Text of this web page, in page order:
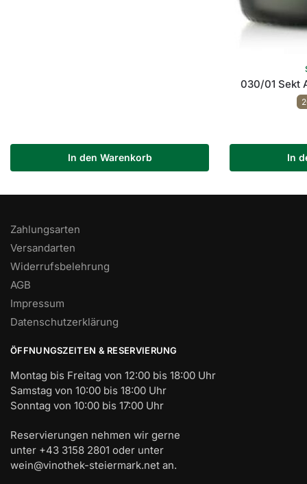
In den Warenkorb
030/01 Sekt
In
Zahlungsarten
Versandarten
Widerrufsbelehrung
AGB
Impressum
Datenschutzerklärung
ÖFFNUNGSZEITEN & RESERVIERUNG
Montag bis Freitag von 12:00 bis 18:00 Uhr
Samstag von 10:00 bis 18:00 Uhr
Sonntag von 10:00 bis 17:00 Uhr
Reservierungen nehmen wir gerne
unter +43 3158 2801 oder unter
wein@vinothek-steiermark.net an.